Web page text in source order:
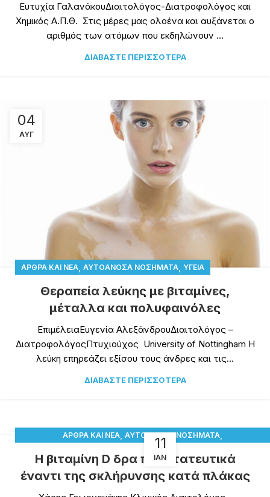
Ευτυχία ΓαλανάκουΔιαιτολόγος-Διατροφολόγος και
Χημικός Α.Π.Θ. Στις μέρες μας ολοένα και αυξάνεται ο
αριθμός των ατόμων που εκδηλώνουν ...
ΔΙΑΒΆΣΤΕ ΠΕΡΙΣΣΌΤΕΡΑ
04
ΑΥΓ
ΆΡΘΡΑ ΚΑΙ ΝΈΑ ΑΥΤΟΆΝΟΣΑ ΝΟΣΉΜΑΤΑ ΥΓΕΊΑ
Θεραπεία λεύκης με βιταμίνες,
μέταλλα και πολυφαινόλες
ΕπιμέλειαΕυγενία ΑλεξάνδρουΔιαιτολόγος –
ΔιατροφολόγοςΠτυχιούχος University of Nottingham Η
λεύκη επηρεάζει εξίσου τους άνδρες και τις...
ΔΙΑΒΆΣΤΕ ΠΕΡΙΣΣΌΤΕΡΑ
11
ΙΑΝ
ΆΡΘΡΑ ΚΑΙ ΝΈΑ ΑΥΤΟΆΝΟΣΑ ΝΟΣΉΜΑΤΑ
ΠΑΡΑΤΗΡΗΤΉΡΙΟ ΒΙΤΑΜΊΝΗΣ D
ΥΓΕΊΑ
Η βιταμίνη D δρα προστατευτικά
έναντι της σκλήρυνσης κατά πλάκας